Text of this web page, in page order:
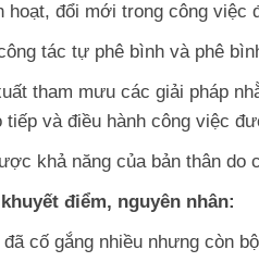
đổi mới trong công việc
tác tự phê bình và phê
tham mưu các giải pháp
tiếp và điều hành công việc
khả năng của bản thân
điểm, nguyên nhân:
cố gắng nhiều nhưng còn